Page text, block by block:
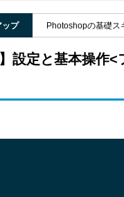
ップ Photoshopの基礎ス
設定と基本操作<